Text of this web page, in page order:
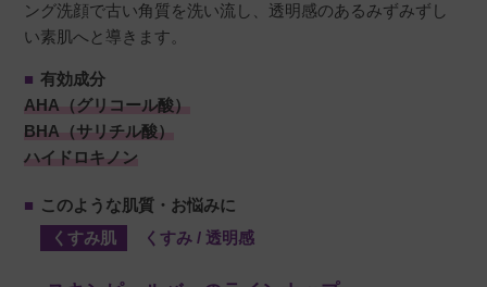
滋賀県
30代
2025/11/27
塗布洗顔後はとてもさっぱり、つるつるします
☆ずっと続けるともっと効果ありそうです！
購入者
ング洗顔で古い角質を洗い流し、透明感のあるみずみずし
い素肌へと導きます。
■ 有効成分
AHA（グリコール酸）
BHA（サリチル酸）
ハイドロキノン
■ このような肌質・お悩みに
くすみ肌
くすみ / 透明感